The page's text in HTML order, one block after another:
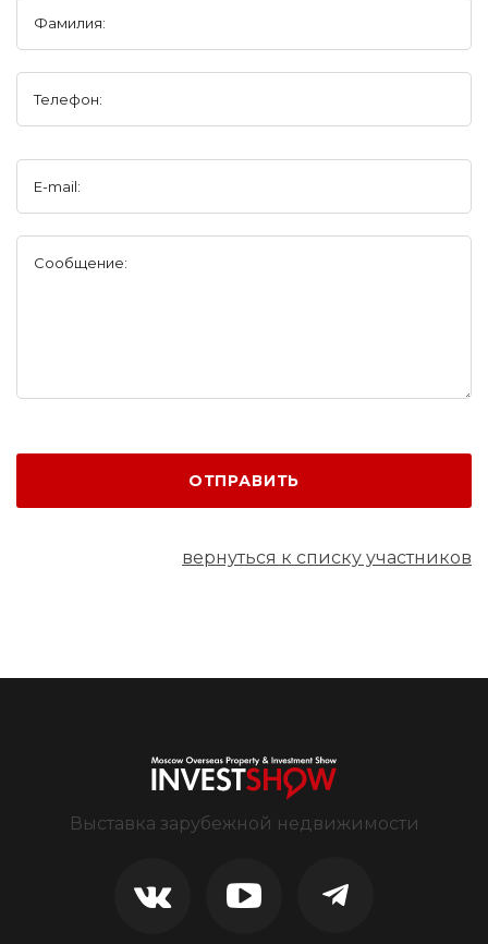
Фамилия:
Телефон:
E-mail:
Сообщение:
ОТПРАВИТЬ
вернуться к списку участников
Выставка зарубежной недвижимости